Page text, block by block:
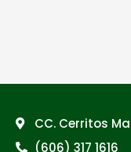
CC. Cerritos
(606) 317 1616